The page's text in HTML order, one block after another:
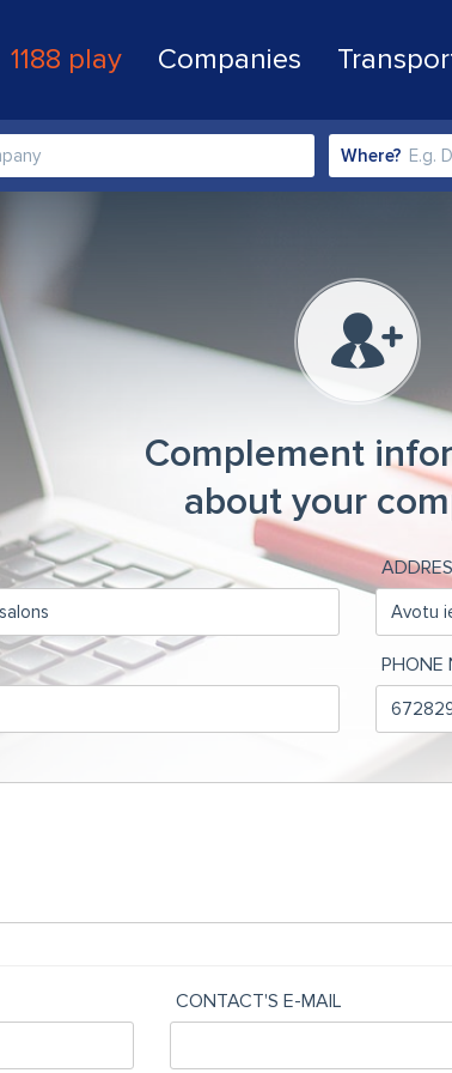
1188 play Companies
Where?
Complement
about your
PHONE
CONTACT'S E-MAIL